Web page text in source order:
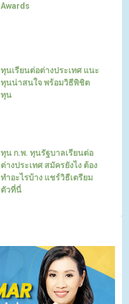
Awards
ทุนเรียนต่อต่างประเทศ แนะ
ทุนน่าสนใจ พร้อมวิธีพิชิต
ทุน
ทุน ก.พ. ทุนรัฐบาลเรียนต่อ
ต่างประเทศ สมัครยังไง ต้อง
ทำอะไรบ้าง แชร์วิธีเตรียม
ตัวที่นี่